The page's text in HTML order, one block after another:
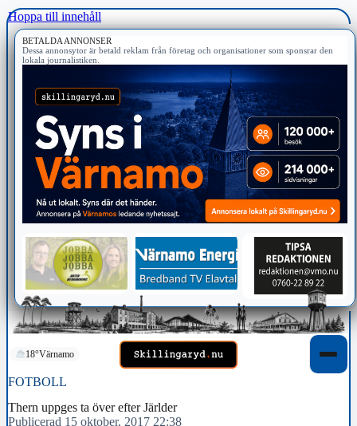
Hoppa till innehåll
BETALDA ANNONSER
Dessa annonsytor är betald reklam från företag och organisationer som sponsrar den
lokala journalistiken.
18°Värnamo
FOTBOLL
Thern uppges ta över efter Järlder
Publicerad 15 oktober, 2017 22:38